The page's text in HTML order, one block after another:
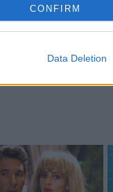
CONFIRM
Data Deletion
in una squadra di
si è dato al basket.
bene».